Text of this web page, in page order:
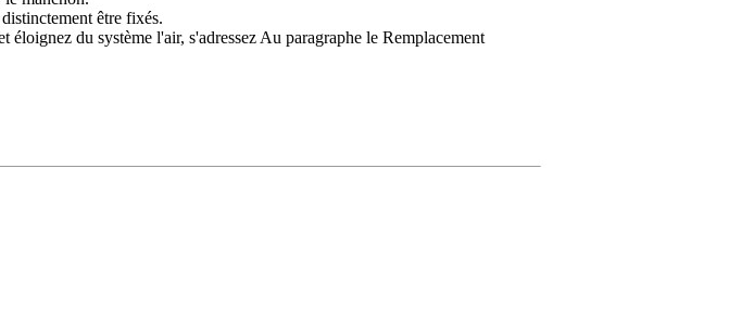
être fixés.
éloignez du système l'air, s'adressez Au paragraphe le Remplacement